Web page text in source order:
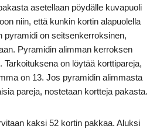
asetellaan pöydälle kuvapuoli
niin, että kunkin kortin alapuolella
pyramidi on seitsenkerroksinen,
Pyramidin alimman kerroksen
Tarkoituksena on löytää korttipareja,
on 13. Jos pyramidin alimmasta
pareja, nostetaan kortteja pakasta.
kaksi 52 kortin pakkaa. Aluksi